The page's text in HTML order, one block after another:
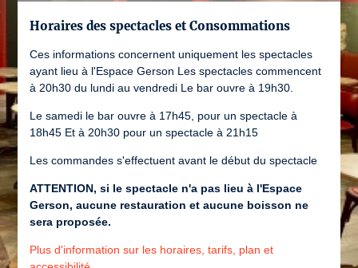
Horaires des spectacles et Consommations
Ces informations concernent uniquement les spectacles
ayant lieu à l'Espace Gerson Les spectacles commencent
à 20h30 du lundi au vendredi Le bar ouvre à 19h30.
Le samedi le bar ouvre à 17h45, pour un spectacle à
18h45 Et à 20h30 pour un spectacle à 21h15
Les commandes s'effectuent avant le début du spectacle
ATTENTION, si le spectacle n'a pas lieu à l'Espace
Gerson, aucune restauration et aucune boisson ne
sera proposée.
Plus d'information sur les horaires, tarifs, plan et